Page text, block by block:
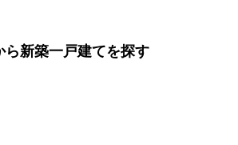
新築一戸建てを探す